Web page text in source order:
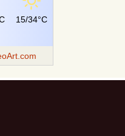
15/34°C